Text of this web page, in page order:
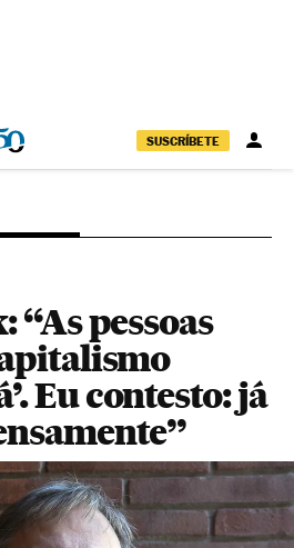
SUSCRÍBETE
“As pessoas
Eu contesto: já